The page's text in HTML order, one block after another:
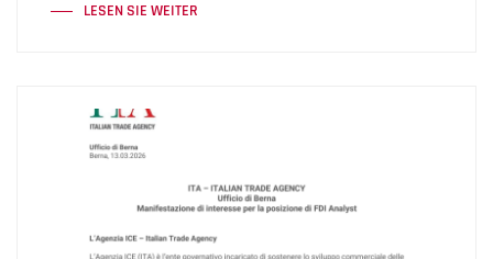
LESEN SIE WEITER